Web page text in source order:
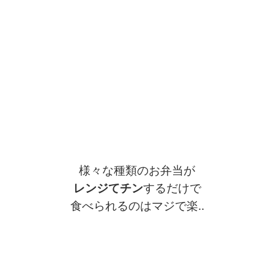
様々な種類のお弁当が
レンジてチンするだけで
食べられるのはマジで楽‥